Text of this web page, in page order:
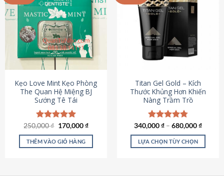
biến
tùy
chọn
có
chọn
trên
trang
sản
phẩm
Kẹo Love Mint Kẹo Phòng
The Quan Hệ Miệng BJ
Sướng Tê Tái
Được xếp
hạng5.00
5 sao
250,000₫ Giá
là:
250,000 ₫.
170,000₫Giá
tại
THÊM VÀO GIỎ HÀNG
Titan Gel Gold – Kích
Thước Khủng Hơn Khiến
Nàng Trầm Trồ
Được xếp
hạng4.79
5 sao
340,000₫ – 680,000₫
LỰA CHỌN TÙY CHỌN